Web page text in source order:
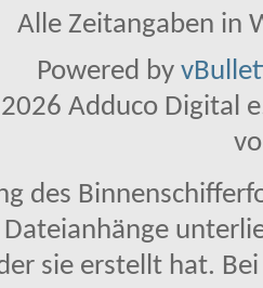
Alle Zeitangaben in
Powered by
Adduco Digital
des
sie erstellt hat.